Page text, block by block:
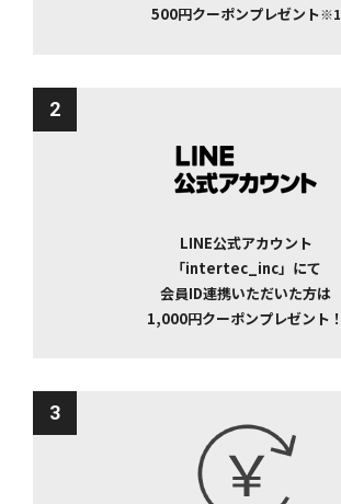
500円クーポンプレゼント※1
2
LINE公式アカウント
「intertec_inc」にて
会員ID連携いただいた方は
1,000円クーポンプレゼント！
3